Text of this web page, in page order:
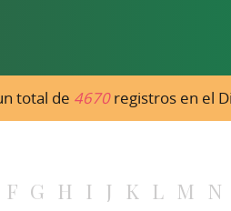
total de 4670registros en el
F G H I J K L M N